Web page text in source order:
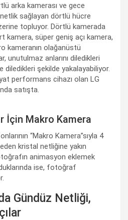
arka kamerası ve gece
sağlayan dörtlü hücre
topluyor. Dörtlü kamerada
kamera, süper geniş açı kamera,
kameranın olağanüstü
unutulmaz anlarını diledikleri
diledikleri şekilde yakalayabiliyor.
performans cihazı olan LG
satışta.
İçin Makro Kamera
“Makro Kamera”sıyla 4
kristal netliğine yakın
animasyon eklemek
ise, fotoğraf
Gündüz Netliği,